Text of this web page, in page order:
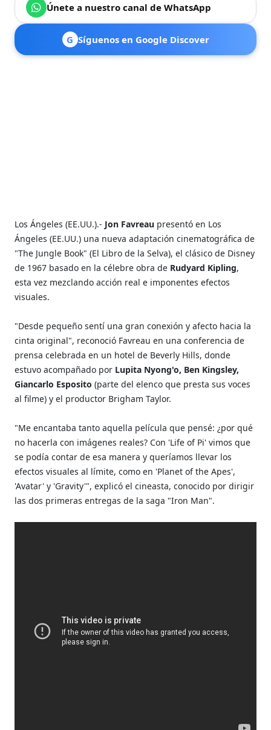
Únete a nuestro canal de WhatsApp
G Síguenos en Google Discover
Los Ángeles (EE.UU.).- Jon Favreau presentó en Los
Ángeles (EE.UU.) una nueva adaptación cinematográfica de
"The Jungle Book" (El Libro de la Selva), el clásico de Disney
de 1967 basado en la célebre obra de Rudyard Kipling,
esta vez mezclando acción real e imponentes efectos
visuales.
"Desde pequeño sentí una gran conexión y afecto hacia la
cinta original", reconoció Favreau en una conferencia de
prensa celebrada en un hotel de Beverly Hills, donde
estuvo acompañado por Lupita Nyong'o, Ben Kingsley,
Giancarlo Esposito(parte del elenco que presta sus voces
al filme) y el productor Brigham Taylor.
"Me encantaba tanto aquella película que pensé: ¿por qué
no hacerla con imágenes reales? Con 'Life of Pi' vimos que
se podía contar de esa manera y queríamos llevar los
efectos visuales al límite, como en 'Planet of the Apes',
'Avatar' y 'Gravity'", explicó el cineasta, conocido por dirigir
las dos primeras entregas de la saga "Iron Man".